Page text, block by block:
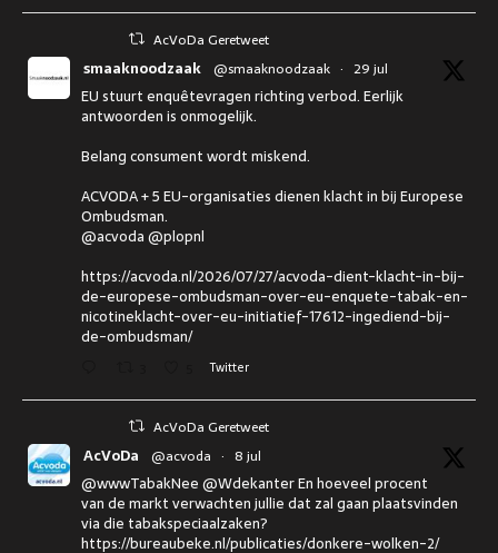
AcVoDa Geretweet
smaaknoodzaak @smaaknoodzaak · 29 jul
EU stuurt enquêtevragen richting verbod. Eerlijk
antwoorden is onmogelijk.
Belang consument wordt miskend.
ACVODA + 5 EU-organisaties dienen klacht in bij Europese
Ombudsman.
@acvoda @plopnl
https://acvoda.nl/2026/07/27/acvoda-dient-klacht-in-bij-
de-europese-ombudsman-over-eu-enquete-tabak-en-
nicotineklacht-over-eu-initiatief-17612-ingediend-bij-
de-ombudsman/
Twitter
AcVoDa Geretweet
AcVoDa @acvoda · 8 jul
@wwwTabakNee @Wdekanter En hoeveel procent
van de markt verwachten jullie dat zal gaan plaatsvinden
via die tabakspeciaalzaken?
https://bureaubeke.nl/publicaties/donkere-wolken-2/